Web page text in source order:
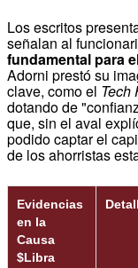
Los escritos
señalan al
fundamental para
Adorni prestó su
clave, como el Tech
dotando de
que, sin el aval
podido captar el
de los ahorristas
Evidencias
en la
Causa
$Libra